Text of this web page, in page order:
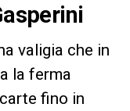
valigia che in
la ferma
fino in